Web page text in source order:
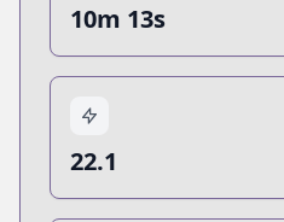
10m 13s
22.1